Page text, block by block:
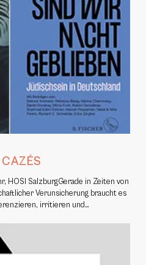
HOSI SalzburgGerade in Zeiten von
Verunsicherung braucht es
irritieren und…